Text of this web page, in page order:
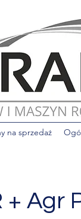
na sprzedaż
+ Agr